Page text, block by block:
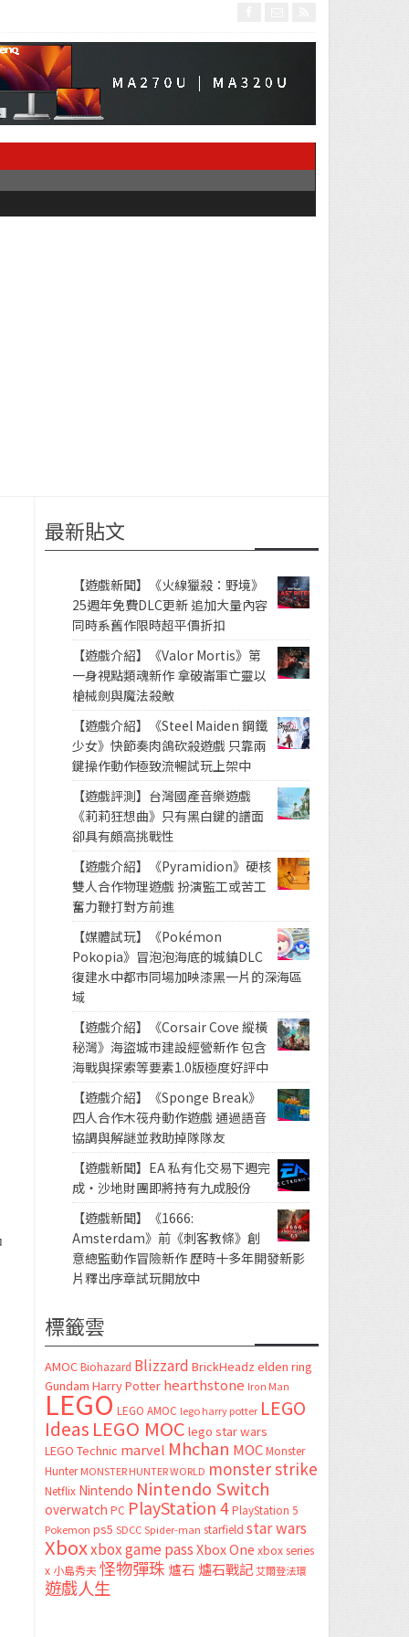
最新貼文
【遊戲新聞】《火線獵殺：野境》
25週年免費DLC更新 追加大量內容
同時系舊作限時超平價折扣
【遊戲介紹】《Valor Mortis》第
一身視點類魂新作 拿破崙軍亡靈以
槍械劍與魔法殺敵
【遊戲介紹】《Steel Maiden 鋼鐵
少女》快節奏肉鴿砍殺遊戲 只靠兩
鍵操作動作極致流暢試玩上架中
【遊戲評測】台灣國產音樂遊戲
《莉莉狂想曲》只有黑白鍵的譜面
卻具有頗高挑戰性
【遊戲介紹】《Pyramidion》硬核
雙人合作物理遊戲 扮演監工或苦工
奮力鞭打對方前進
【媒體試玩】《Pokémon
Pokopia》冒泡泡海底的城鎮DLC
復建水中都市同場加映漆黑一片的深海區
域
【遊戲介紹】《Corsair Cove 縱橫
秘灣》海盜城市建設經營新作 包含
海戰與探索等要素1.0版極度好評中
【遊戲介紹】《Sponge Break》
四人合作木筏舟動作遊戲 通過語音
協調與解謎並救助掉隊隊友
【遊戲新聞】EA 私有化交易下週完
成・沙地財團即將持有九成股份
【遊戲新聞】《1666:
Amsterdam》前《刺客教條》創
意總監動作冒險新作 歷時十多年開發新影
片釋出序章試玩開放中
標籤雲
AMOC Biohazard Blizzard BrickHeadz elden ring
Gundam Harry Potter hearthstone Iron Man
LEGO LEGO AMOC lego harry potter LEGO
Ideas LEGO MOC lego star wars
LEGO Technic marvel Mhchan MOC Monster
Hunter MONSTER HUNTER WORLD monster strike
Netflix Nintendo Nintendo Switch
overwatch PC PlayStation 4 PlayStation 5
Pokemon ps5 SDCC Spider-man starfield star wars
Xboxxbox game passXbox One xbox series
x 小島秀夫怪物彈珠 爐石 爐石戰記艾爾登法環
遊戲人生